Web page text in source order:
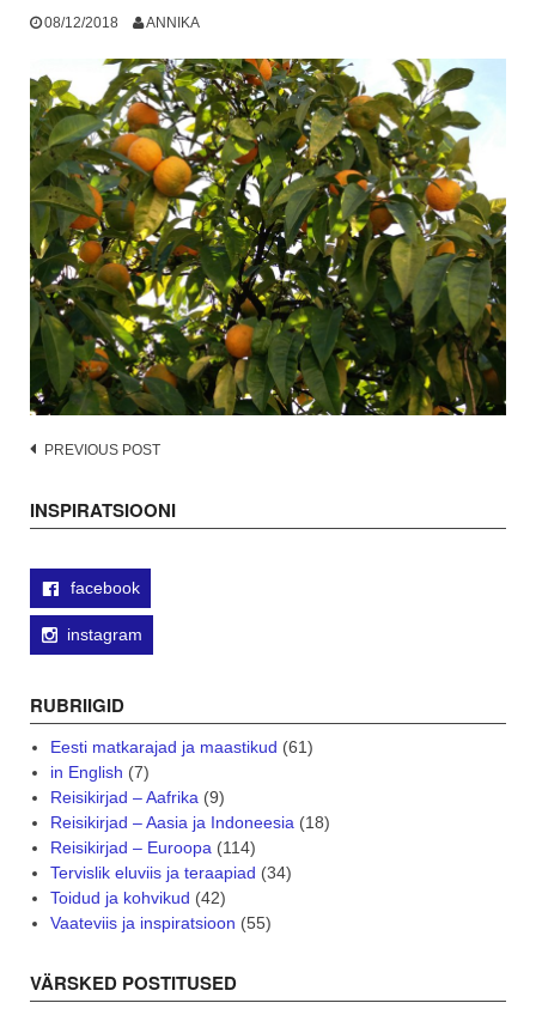
08/12/2018 ANNIKA
Post
PREVIOUS POST
INSPIRATSIOONI
facebook
instagram
RUBRIIGID
Eesti matkarajad ja maastikud (61)
in English (7)
Reisikirjad – Aafrika(9)
Reisikirjad – Aasia ja Indoneesia(18)
Reisikirjad – Euroopa(114)
Tervislik eluviis ja teraapiad (34)
Toidud ja kohvikud (42)
Vaateviis ja inspiratsioon (55)
VÄRSKED POSTITUSED